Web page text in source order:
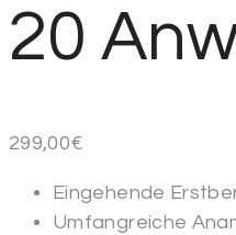
20
299,00€
Eingehende
Umfangreiche